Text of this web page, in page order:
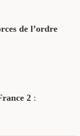
de l’ordre
2: